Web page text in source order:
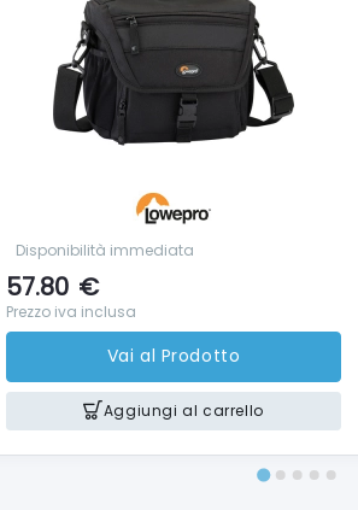
Disponibilità immediata
57.80 €
Prezzo iva inclusa
Vai al Prodotto
Aggiungi al carrello